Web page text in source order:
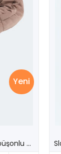
Yeni
Slazenger CAMRON Unisex Çocuk Kapüşonlu Şişme Bej Mont & Kaban